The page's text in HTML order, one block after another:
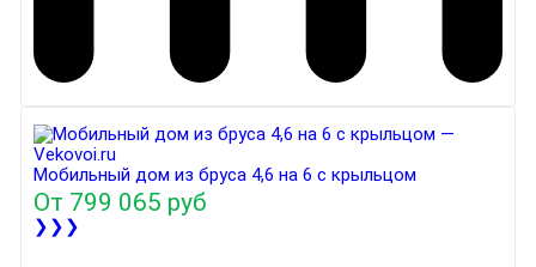
Мобильный дом из бруса 4,6 на 6 с крыльцом
От 799 065 руб
❯❯❯